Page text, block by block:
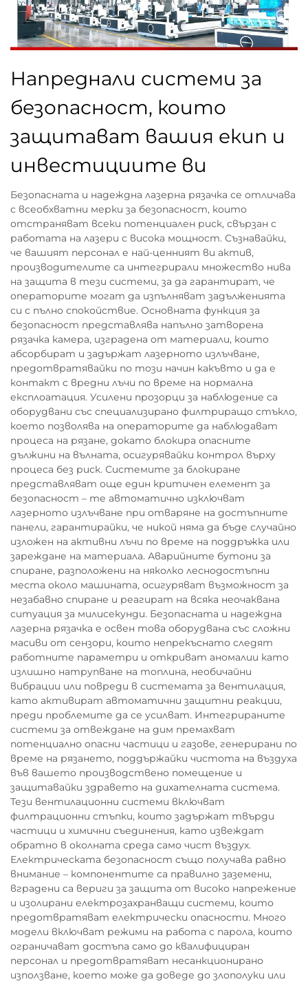
Напреднали системи за
безопасност, които
защитават вашия екип и
инвестициите ви
Безопасната и надеждна лазерна рязачка се отличава
с всеобхватни мерки за безопасност, които
отстраняват всеки потенциален риск, свързан с
работата на лазери с висока мощност. Съзнавайки,
че вашият персонал е най-ценният ви актив,
производителите са интегрирали множество нива
на защита в тези системи, за да гарантират, че
операторите могат да изпълняват задълженията
си с пълно спокойствие. Основната функция за
безопасност представлява напълно затворена
рязачка камера, изградена от материали, които
абсорбират и задържат лазерното излъчване,
предотвратявайки по този начин какъвто и да е
контакт с вредни лъчи по време на нормална
експлоатация. Усилени прозорци за наблюдение са
оборудвани със специализирано филтриращо стъкло,
което позволява на операторите да наблюдават
процеса на рязане, докато блокира опасните
дължини на вълната, осигурявайки контрол върху
процеса без риск. Системите за блокиране
представляват още един критичен елемент за
безопасност – те автоматично изключват
лазерното излъчване при отваряне на достъпните
панели, гарантирайки, че никой няма да бъде случайно
изложен на активни лъчи по време на поддръжка или
зареждане на материала. Аварийните бутони за
спиране, разположени на няколко леснодостъпни
места около машината, осигуряват възможност за
незабавно спиране и реагират на всяка неочаквана
ситуация за милисекунди. Безопасната и надеждна
лазерна рязачка е освен това оборудвана със сложни
масиви от сензори, които непрекъснато следят
работните параметри и откриват аномалии като
излишно натрупване на топлина, необичайни
вибрации или повреди в системата за вентилация,
като активират автоматични защитни реакции,
преди проблемите да се усилват. Интегрираните
системи за отвеждане на дим премахват
потенциално опасни частици и газове, генерирани по
време на рязането, поддържайки чистота на въздуха
във вашето производствено помещение и
защитавайки здравето на дихателната система.
Тези вентилационни системи включват
филтрационни стъпки, които задържат твърди
частици и химични съединения, като извеждат
обратно в околната среда само чист въздух.
Електрическата безопасност също получава равно
внимание – компонентите са правилно заземени,
вградени са вериги за защита от високо напрежение
и изолирани електрозахранващи системи, които
предотвратяват електрически опасности. Много
модели включват режими на работа с парола, които
ограничават достъпа само до квалифициран
персонал и предотвратяват несанкционирано
използване, което може да доведе до злополуки или